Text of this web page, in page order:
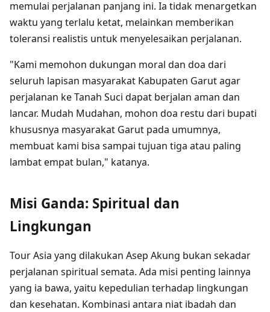
memulai perjalanan panjang ini. Ia tidak menargetkan
waktu yang terlalu ketat, melainkan memberikan
toleransi realistis untuk menyelesaikan perjalanan.
"Kami memohon dukungan moral dan doa dari
seluruh lapisan masyarakat Kabupaten Garut agar
perjalanan ke Tanah Suci dapat berjalan aman dan
lancar. Mudah Mudahan, mohon doa restu dari bupati
khususnya masyarakat Garut pada umumnya,
membuat kami bisa sampai tujuan tiga atau paling
lambat empat bulan," katanya.
Misi Ganda: Spiritual dan
Lingkungan
Tour Asia yang dilakukan Asep Akung bukan sekadar
perjalanan spiritual semata. Ada misi penting lainnya
yang ia bawa, yaitu kepedulian terhadap lingkungan
dan kesehatan. Kombinasi antara niat ibadah dan